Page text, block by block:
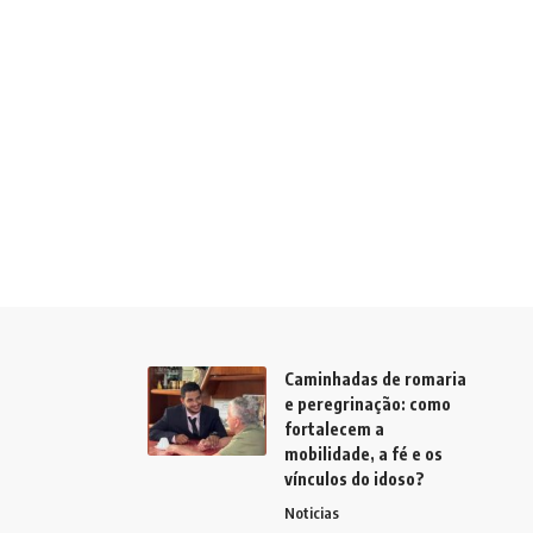
Caminhadas de romaria
e peregrinação: como
fortalecem a
mobilidade, a fé e os
vínculos do idoso?
Noticias